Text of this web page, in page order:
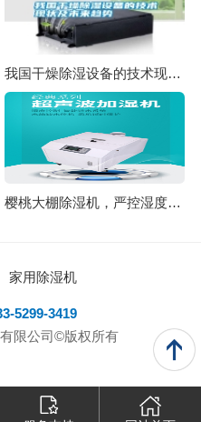
我国干燥除湿设备的技术现状及未来趋势
樱桃大棚除湿机，严控湿度防止开裂
家用除湿机
5299-3419
限公司©版权所有